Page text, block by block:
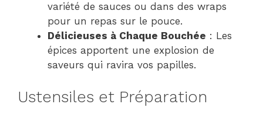
variété de sauces ou dans des wraps
pour un repas sur le pouce.
Délicieuses à Chaque Bouchée : Les
épices apportent une explosion de
saveurs qui ravira vos papilles.
Ustensiles et Préparation